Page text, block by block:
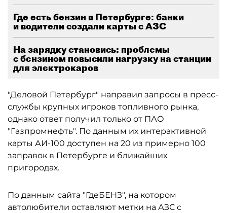
Где есть бензин в Петербурге: банки
и водители создали карты с АЗС
На зарядку становись: проблемы
с бензином повысили нагрузку на станции
для электрокаров
"Деловой Петербург" направил запросы в пресс-
службы крупных игроков топливного рынка,
однако ответ получил только от ПАО
"Газпромнефть". По данным их интерактивной
карты АИ-100 доступен на 20 из примерно 100
заправок в Петербурге и ближайших
пригородах.
По данным сайта "ГдеБЕНЗ", на котором
автолюбители оставляют метки на АЗС с